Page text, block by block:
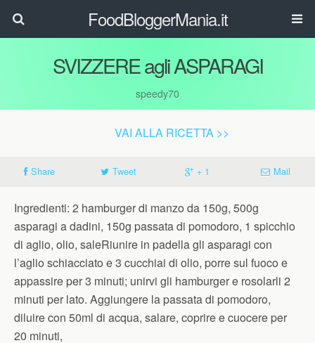
FoodBloggerMania.it
SVIZZERE agli ASPARAGI
speedy70
VAI ALLA RICETTA >>
Share Tweet + 1 Mail
Ingredienti: 2 hamburger di manzo da 150g, 500g
asparagi a dadini, 150g passata di pomodoro, 1 spicchio
di aglio, olio, saleRiunire in padella gli asparagi con
l’aglio schiacciato e 3 cucchiai di olio, porre sul fuoco e
appassire per 3 minuti; unirvi gli hamburger e rosolarli 2
minuti per lato. Aggiungere la passata di pomodoro,
diluire con 50ml di acqua, salare, coprire e cuocere per
20 minuti,